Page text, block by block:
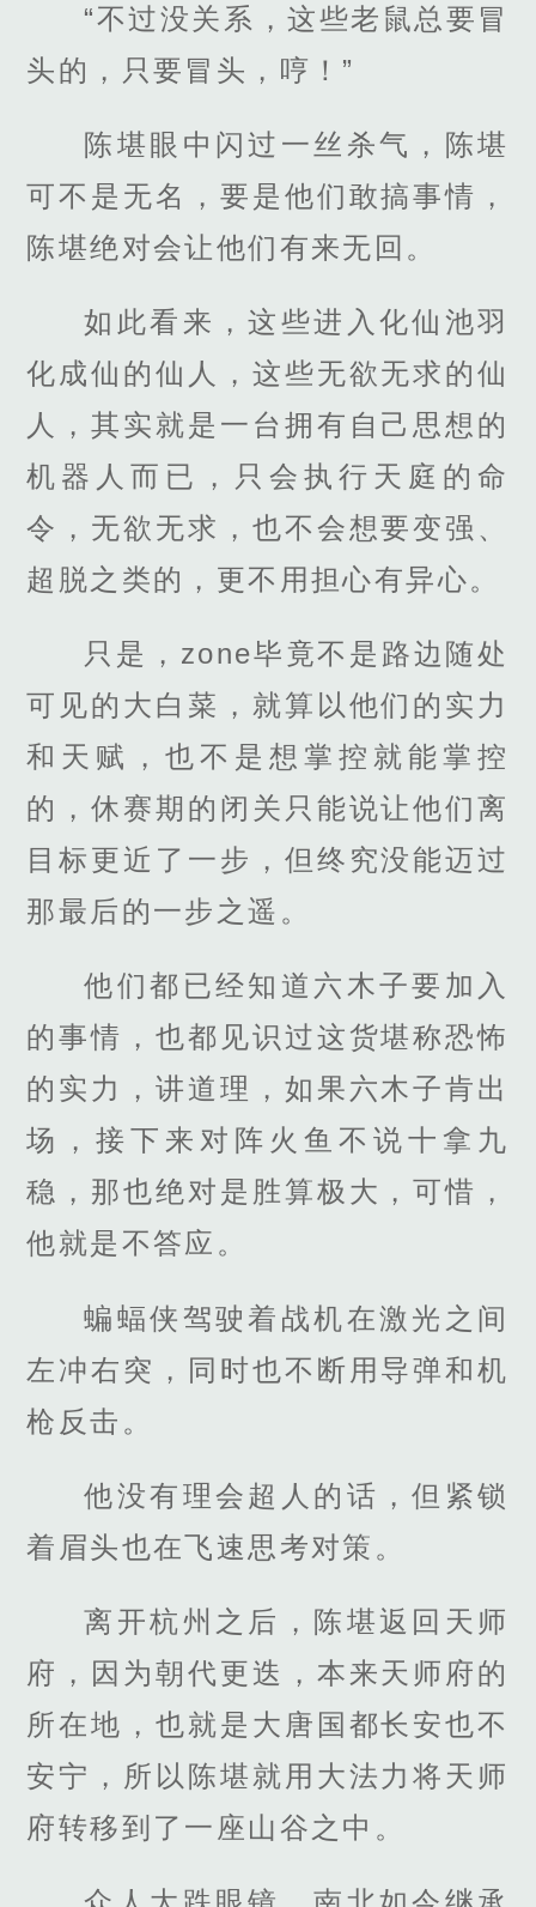
“不过没关系，这些老鼠总要冒
头的，只要冒头，哼！”
陈堪眼中闪过一丝杀气，陈堪
可不是无名，要是他们敢搞事情，
陈堪绝对会让他们有来无回。
如此看来，这些进入化仙池羽
化成仙的仙人，这些无欲无求的仙
人，其实就是一台拥有自己思想的
机器人而已，只会执行天庭的命
令，无欲无求，也不会想要变强、
超脱之类的，更不用担心有异心。
只是，zone毕竟不是路边随处
可见的大白菜，就算以他们的实力
和天赋，也不是想掌控就能掌控
的，休赛期的闭关只能说让他们离
目标更近了一步，但终究没能迈过
那最后的一步之遥。
他们都已经知道六木子要加入
的事情，也都见识过这货堪称恐怖
的实力，讲道理，如果六木子肯出
场，接下来对阵火鱼不说十拿九
稳，那也绝对是胜算极大，可惜，
他就是不答应。
蝙蝠侠驾驶着战机在激光之间
左冲右突，同时也不断用导弹和机
枪反击。
他没有理会超人的话，但紧锁
着眉头也在飞速思考对策。
离开杭州之后，陈堪返回天师
府，因为朝代更迭，本来天师府的
所在地，也就是大唐国都长安也不
安宁，所以陈堪就用大法力将天师
府转移到了一座山谷之中。